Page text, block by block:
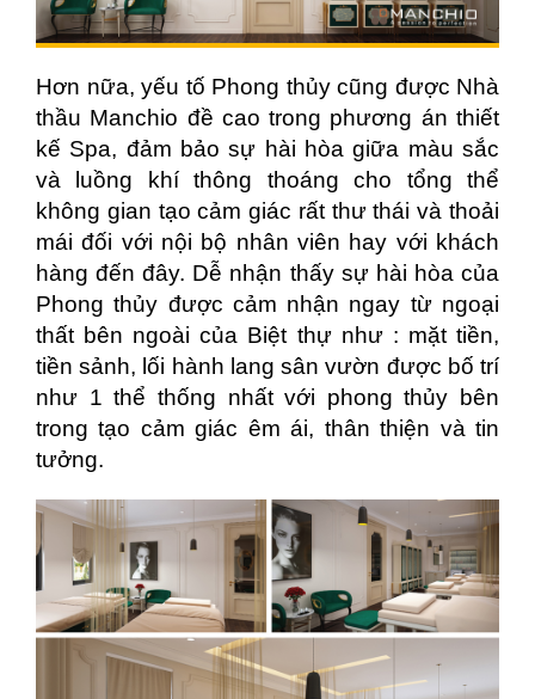
Hơn nữa, yếu tố Phong thủy cũng được Nhà
thầu Manchio đề cao trong phương án thiết
kế Spa, đảm bảo sự hài hòa giữa màu sắc
và luồng khí thông thoáng cho tổng thể
không gian tạo cảm giác rất thư thái và thoải
mái đối với nội bộ nhân viên hay với khách
hàng đến đây. Dễ nhận thấy sự hài hòa của
Phong thủy được cảm nhận ngay từ ngoại
thất bên ngoài của Biệt thự như : mặt tiền,
tiền sảnh, lối hành lang sân vườn được bố trí
như 1 thể thống nhất với phong thủy bên
trong tạo cảm giác êm ái, thân thiện và tin
tưởng.